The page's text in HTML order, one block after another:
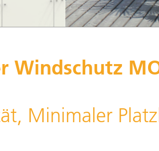
Windschutz
Minimaler